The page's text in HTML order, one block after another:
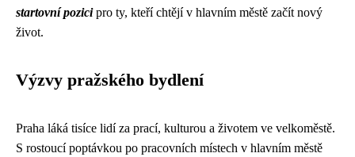
startovní pozicipro ty, kteří chtějí v hlavním městě začít nový
život.
Výzvy pražského bydlení
Praha láká tisíce lidí za prací, kulturou a životem ve velkoměstě.
S rostoucí poptávkou po pracovních místech v hlavním městě